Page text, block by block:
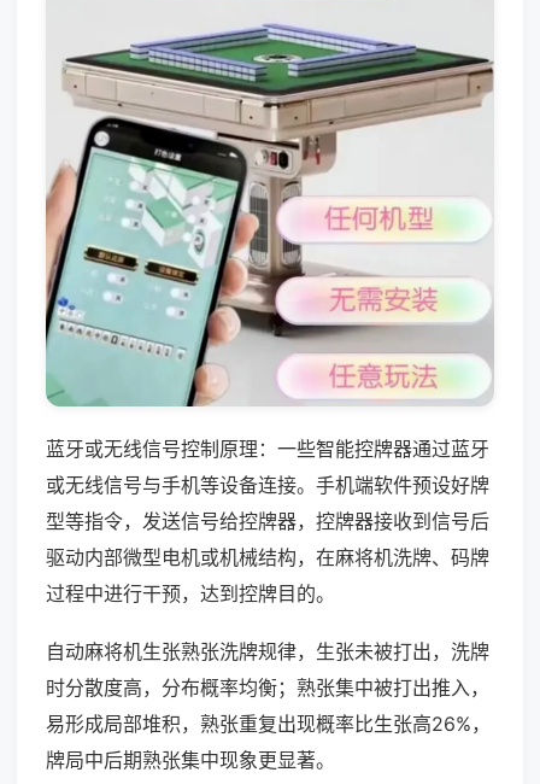
蓝牙或无线信号控制原理：一些智能控牌器通过蓝牙
或无线信号与手机等设备连接。手机端软件预设好牌
型等指令，发送信号给控牌器，控牌器接收到信号后
驱动内部微型电机或机械结构，在麻将机洗牌、码牌
过程中进行干预，达到控牌目的。
自动麻将机生张熟张洗牌规律，生张未被打出，洗牌
时分散度高，分布概率均衡；熟张集中被打出推入，
易形成局部堆积，熟张重复出现概率比生张高26%，
牌局中后期熟张集中现象更显著。